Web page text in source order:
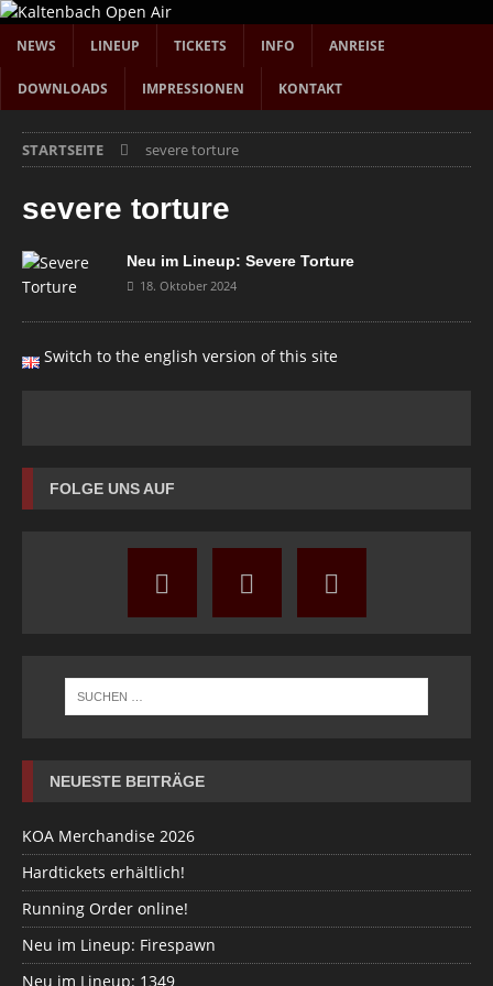
NEWS LINEUP TICKETS INFO ANREISE
DOWNLOADS IMPRESSIONEN KONTAKT
STARTSEITE severe torture
severe torture
Neu im Lineup: Severe Torture
18. Oktober 2024
Switch to the english version of this site
FOLGE UNS AUF
NEUESTE BEITRÄGE
KOA Merchandise 2026
Hardtickets erhältlich!
Running Order online!
Neu im Lineup: Firespawn
Neu im Lineup: 1349